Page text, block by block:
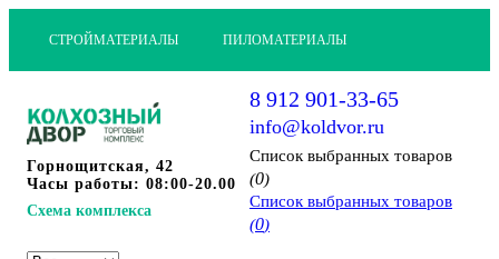
СТРОЙМАТЕРИАЛЫ ПИЛОМАТЕРИАЛЫ
Горнощитская, 42
Часы работы: 08:00-20.00
Схема комплекса
8 912 901-33-65
info@koldvor.ru
Cписок выбранных товаров
(0)
Cписок выбранных товаров
(0)